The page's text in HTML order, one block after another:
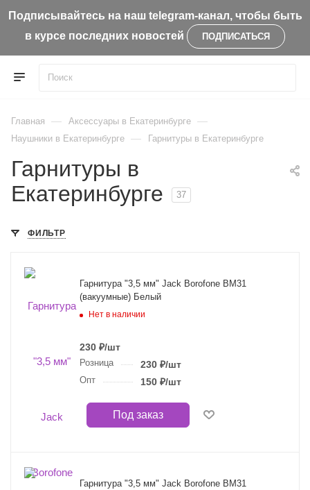
Подписывайтесь на наш telegram-канал, чтобы быть
в курсе последних новостей
ПОДПИСАТЬСЯ
Главная — Аксессуары в Екатеринбурге —
Наушники в Екатеринбурге — Гарнитуры в Екатеринбурге
Гарнитуры в
Екатеринбурге
37
ФИЛЬТР
Гарнитура "3,5 мм" Jack Borofone BM31
(вакуумные) Белый
Нет в наличии
230 ₽/шт
Розница 230₽/шт
Опт 150₽/шт
Под заказ
Гарнитура "3,5 мм" Jack Borofone BM31